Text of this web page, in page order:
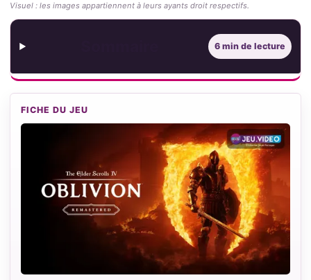
Visuel : les images appartiennent à leurs ayants droit respectifs.
6 min de lecture
FICHE DU JEU